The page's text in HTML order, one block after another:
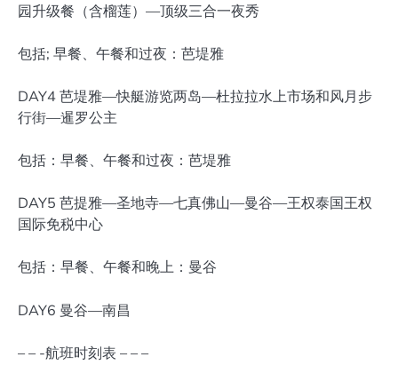
园升级餐（含榴莲）—顶级三合一夜秀
包括; 早餐、午餐和过夜：芭堤雅
DAY4 芭堤雅—快艇游览两岛—杜拉拉水上市场和风月步
行街—暹罗公主
包括：早餐、午餐和过夜：芭堤雅
DAY5 芭提雅—圣地寺—七真佛山—曼谷—王权泰国王权
国际免税中心
包括：早餐、午餐和晚上：曼谷
DAY6 曼谷—南昌
– – -航班时刻表 – – –